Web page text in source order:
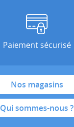
Paiement sécurisé
Nos magasins
Qui sommes-nous ?